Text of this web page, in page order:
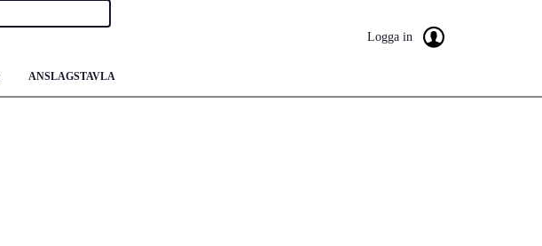
Logga in
ANSLAGSTAVLA